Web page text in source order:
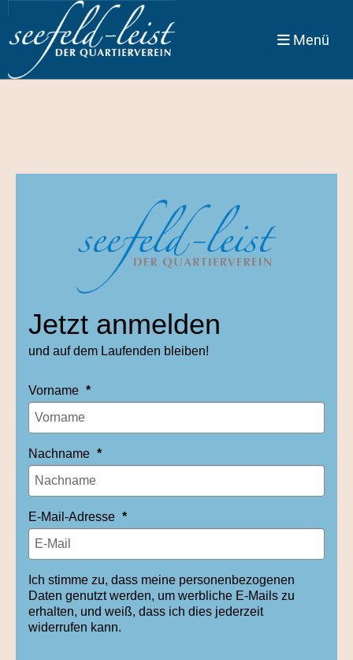
Menü
Jetzt anmelden
und auf dem Laufenden bleiben!
Vorname
Nachname
E-Mail-Adresse
Ich stimme zu, dass meine personenbezogenen
Daten genutzt werden, um werbliche E-Mails zu
erhalten, und weiß, dass ich dies jederzeit
widerrufen kann.